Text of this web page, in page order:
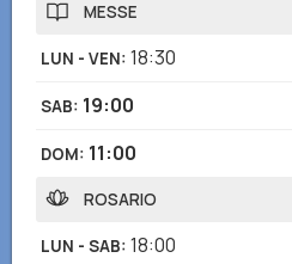
MESSE
LUN - VEN: 18:30
SAB: 19:00
DOM: 11:00
ROSARIO
LUN - SAB: 18:00